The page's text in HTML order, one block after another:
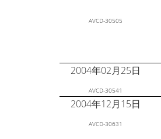
AVCD-30505
2004年02月25日
AVCD-30541
2004年12月15日
AVCD-30631